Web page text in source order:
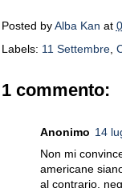
Posted byAlba Kan at
Labels: 11 Settembre,
1 commento:
Anonimo 14
Non mi
americane
al contrario,